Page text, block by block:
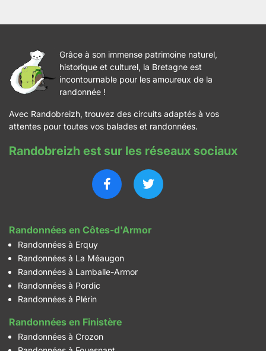
Grâce à son immense patrimoine naturel,
historique et culturel, la Bretagne est
incontournable pour les amoureux de la
randonnée !
Avec Randobreizh, trouvez des circuits adaptés à vos
attentes pour toutes vos balades et randonnées.
Randobreizh est sur les réseaux sociaux
Randonnées en Côtes-d'Armor
Randonnées à Erquy
Randonnées à La Méaugon
Randonnées à Lamballe-Armor
Randonnées à Pordic
Randonnées à Plérin
Randonnées en Finistère
Randonnées à Crozon